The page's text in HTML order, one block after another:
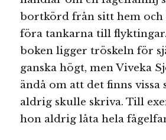
bortkörd från sitt hem och
föra tankarna till
boken ligger tröskeln för
ganska högt, men Viveka
ändå om att det finns vissa
aldrig skulle skriva. Till
hon aldrig låta hela